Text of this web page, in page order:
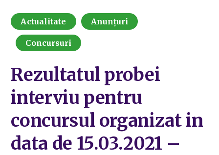
Actualitate Anunțuri
Concursuri
Rezultatul probei
interviu pentru
concursul organizat in
data de 15.03.2021 –